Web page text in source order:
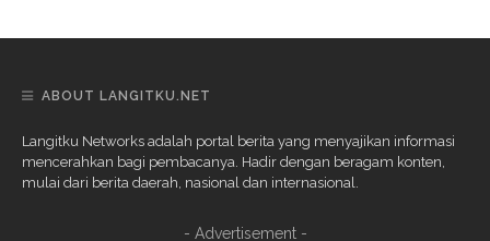
ABOUT LANGITKU.NET
Langitku Networks adalah portal berita yang menyajikan informasi
mencerahkan bagi pembacanya. Hadir dengan beragam konten,
mulai dari berita daerah, nasional dan internasional.
- Advertisement -